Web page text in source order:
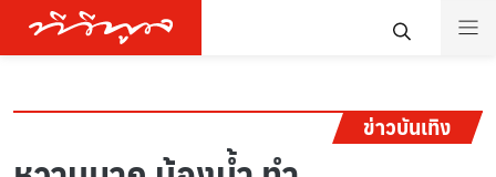
ข่าวบันเทิง